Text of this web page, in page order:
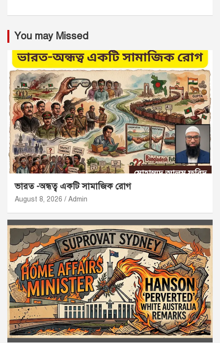
You may Missed
ভারত -অন্ধত্ব একটি সামাজিক রোগ
August 8, 2026 Admin